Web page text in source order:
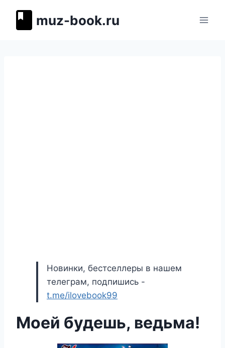
muz-book.ru
Новинки, бестселлеры в нашем
телеграм, подпишись -
t.me/ilovebook99
Моей будешь, ведьма!